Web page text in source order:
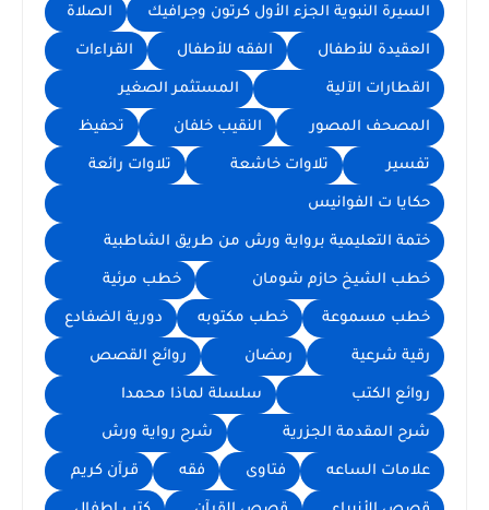
السيرة النبوية الجزء الأول كرتون وجرافيك الصلاة
العقيدة للأطفال الفقه للأطفال القراءات
القطارات الآلية المستثمر الصغير
المصحف المصور النقيب خلفان تحفيظ
تفسير تلاوات خاشعة تلاوات رائعة
حكايا ت الفوانيس
ختمة التعليمية برواية ورش من طريق الشاطبية
خطب الشيخ حازم شومان خطب مرئية
خطب مسموعة خطب مكتوبه دورية الضفادع
رقية شرعية رمضان روائع القصص
روائع الكتب سلسلة لماذا محمدا
شرح المقدمة الجزرية شرح رواية ورش
علامات الساعه فتاوى فقه قرآن كريم